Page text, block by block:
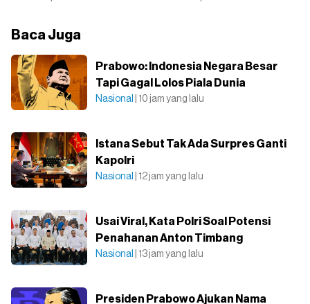
Baca Juga
Prabowo: Indonesia Negara Besar
Tapi Gagal Lolos Piala Dunia
Nasional | 10 jam yang lalu
Istana Sebut Tak Ada Surpres Ganti
Kapolri
Nasional | 12 jam yang lalu
Usai Viral, Kata Polri Soal Potensi
Penahanan Anton Timbang
Nasional | 13 jam yang lalu
Presiden Prabowo Ajukan Nama